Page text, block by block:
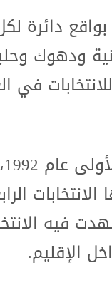
4 دوائر انتخابية بواقع دائرة
ودهوك
في
يذكر أن الإقليم أجرى حتى الآن 5 انتخابات برلمانية كانت الأولى عام 1992،
الثالثة فقد عقدت في 2009، وتلتها
الوقت الذي شهدت فيه